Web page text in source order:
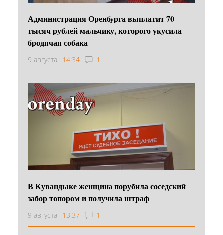
Администрация Оренбурга выплатит 70
тысяч рублей мальчику, которого укусила
бродячая собака
9 августа 14:34 1
В Кувандыке женщина порубила соседский
забор топором и получила штраф
9 августа 13:37 1